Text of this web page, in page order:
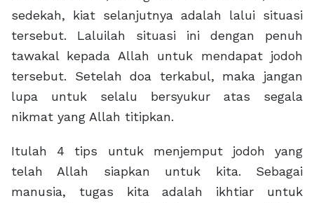
sedekah, kiat selanjutnya adalah lalui situasi
tersebut. Laluilah situasi ini dengan penuh
tawakal kepada Allah untuk mendapat jodoh
tersebut. Setelah doa terkabul, maka jangan
lupa untuk selalu bersyukur atas segala
nikmat yang Allah titipkan.
Itulah 4 tips untuk menjemput jodoh yang
telah Allah siapkan untuk kita. Sebagai
manusia, tugas kita adalah ikhtiar untuk